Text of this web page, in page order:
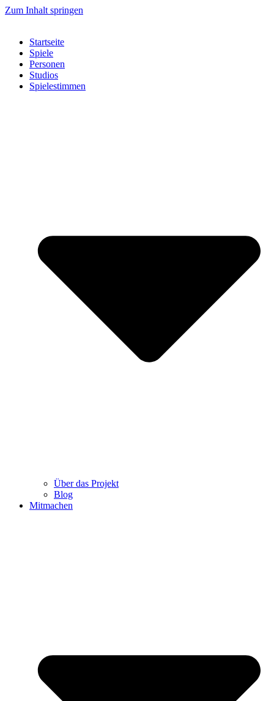
Zum Inhalt springen
Startseite
Spiele
Personen
Studios
Spielestimmen
Über das Projekt
Blog
Mitmachen